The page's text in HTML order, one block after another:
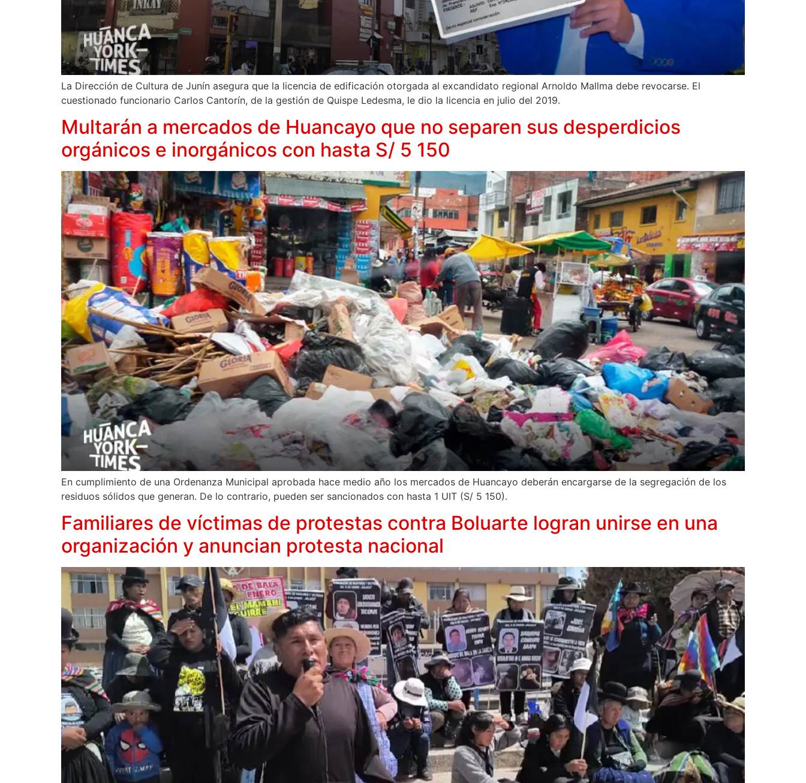
La Dirección de Cultura de Junín asegura que la licencia de edificación otorgada al excandidato regional Arnoldo Mallma debe revocarse. El
cuestionado funcionario Carlos Cantorín, de la gestión de Quispe Ledesma, le dio la licencia en julio del 2019.
Multarán a mercados de Huancayo que no separen sus desperdicios
orgánicos e inorgánicos con hasta S/ 5 150
En cumplimiento de una Ordenanza Municipal aprobada hace medio año los mercados de Huancayo deberán encargarse de la segregación de los
residuos sólidos que generan. De lo contrario, pueden ser sancionados con hasta 1 UIT (S/ 5 150).
Familiares de víctimas de protestas contra Boluarte logran unirse en una
organización y anuncian protesta nacional